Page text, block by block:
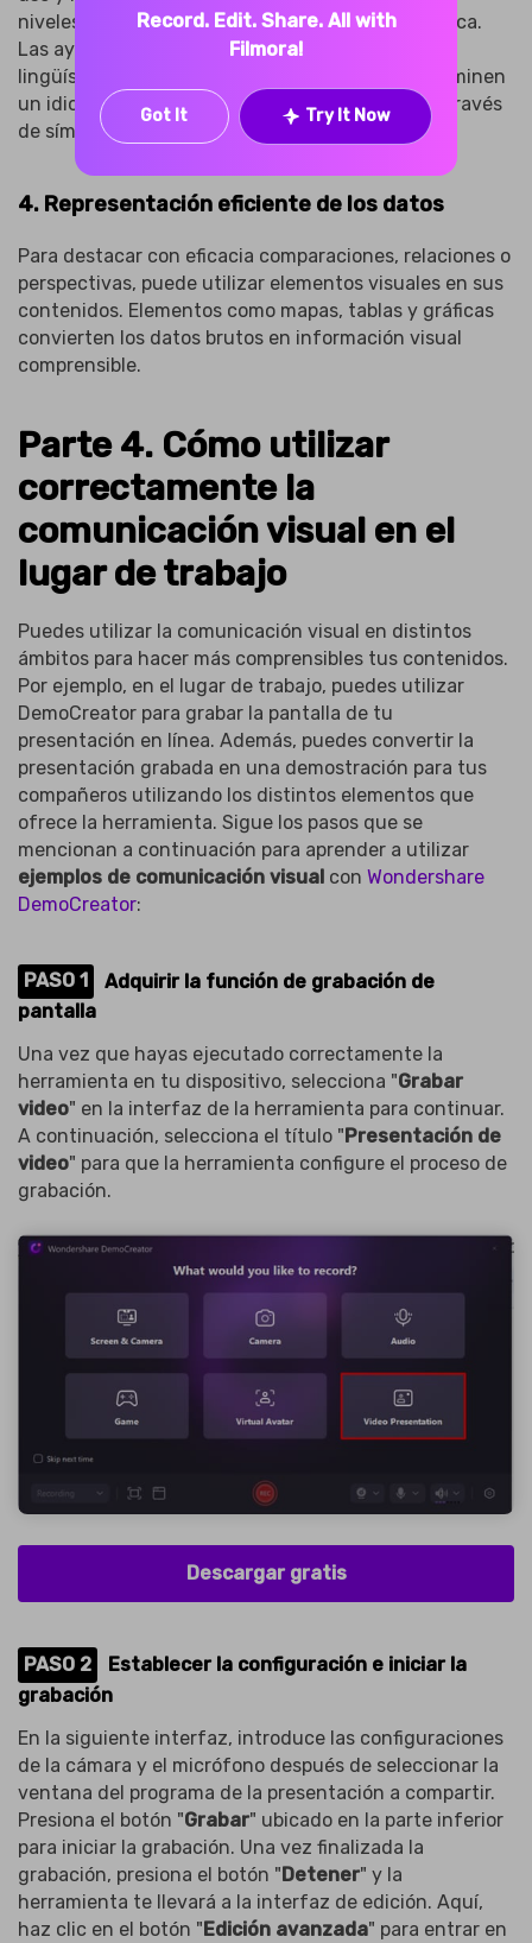
niveles de alfabetización y competencia lingüística.
Las ayudas visuales pueden eliminar la barrera
lingüística y permitir que las personas que no dominen
un idioma concreto comprendan el contenido a través
de símbolos.
4. Representación eficiente de los datos
Para destacar con eficacia comparaciones, relaciones o
perspectivas, puede utilizar elementos visuales en sus
contenidos. Elementos como mapas, tablas y gráficas
convierten los datos brutos en información visual
comprensible.
Parte 4. Cómo utilizar
correctamente la
comunicación visual en el
lugar de trabajo
Puedes utilizar la comunicación visual en distintos
ámbitos para hacer más comprensibles tus contenidos.
Por ejemplo, en el lugar de trabajo, puedes utilizar
DemoCreator para grabar la pantalla de tu
presentación en línea. Además, puedes convertir la
presentación grabada en una demostración para tus
compañeros utilizando los distintos elementos que
ofrece la herramienta. Sigue los pasos que se
mencionan a continuación para aprender a utilizar
ejemplos de comunicación visual con Wondershare
DemoCreator:
PASO 1
Adquirir la función de grabación de
pantalla
Una vez que hayas ejecutado correctamente la
herramienta en tu dispositivo, selecciona "Grabar
video" en la interfaz de la herramienta para continuar.
A continuación, selecciona el título "Presentación de
video" para que la herramienta configure el proceso de
grabación.
Descargar gratis
PASO 2
Establecer la configuración e iniciar la
grabación
En la siguiente interfaz, introduce las configuraciones
de la cámara y el micrófono después de seleccionar la
ventana del programa de la presentación a compartir.
Presiona el botón "Grabar" ubicado en la parte inferior
para iniciar la grabación. Una vez finalizada la
grabación, presiona el botón "Detener" y la
herramienta te llevará a la interfaz de edición. Aquí,
haz clic en el botón "Edición avanzada" para entrar en
Record. Edit. Share. All with
Filmora!
Got It Try It Now